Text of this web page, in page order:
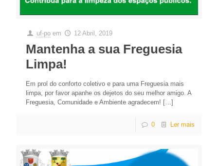
uf-po em 12 Abril, 2019
Mantenha a sua Freguesia
Limpa!
Em prol do conforto coletivo e para uma Freguesia mais
limpa, por favor apanhe os dejetos do seu melhor amigo. A
Freguesia, Comunidade e Ambiente agradecem! […]
0 Ler mais